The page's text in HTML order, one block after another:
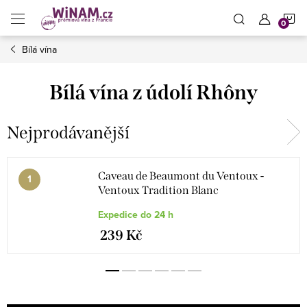
obsah
Bílá vína
Bílá vína z údolí Rhôny
Nejprodávanější
Caveau de Beaumont du Ventoux -
Ventoux Tradition Blanc
Expedice do 24 h
239 Kč